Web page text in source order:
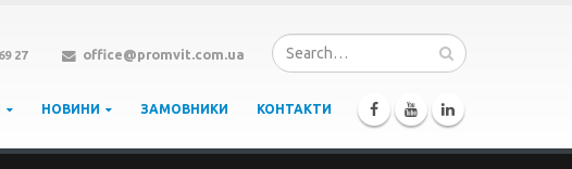
27 office@promvit.com.ua
НОВИНИ ЗАМОВНИКИ КОНТАКТИ